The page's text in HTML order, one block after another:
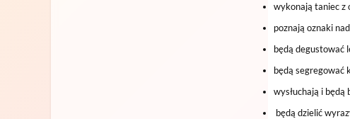
wykonają taniec z
poznają oznaki
będą degustować
będą segregować
wysłuchają i
będą dzielić